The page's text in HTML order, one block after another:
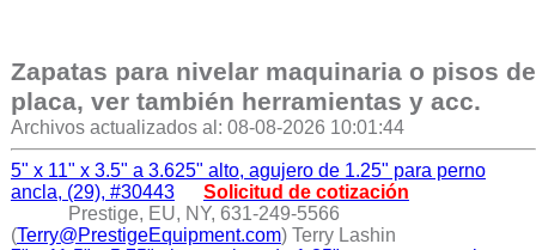
Zapatas para nivelar maquinaria o pisos de
placa, ver también herramientas y acc.
Archivos actualizados al: 08-08-2026 10:01:44
5" x 11" x 3.5" a 3.625" alto, agujero de 1.25" para perno
ancla, (29), #30443
Solicitud de cotización
Prestige, EU, NY, 631-249-5566
(Terry@PrestigeEquipment.com) Terry Lashin